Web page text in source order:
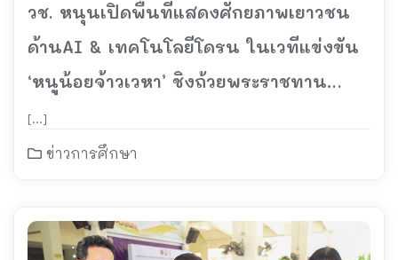
วช. หนุนเปิดพื้นที่แสดงศักยภาพเยาวชน
ด้านAI & เทคโนโลยีโดรน ในเวทีแข่งขัน
‘หนูน้อยจ้าวเวหา’ ชิงถ้วยพระราชทาน
พระบาทสมเด็จพระเจ้าอยู่หัว รอบคัดเลือก
ณ รร.พิบูลมังสาหาร จ.อุบลราชธานี
[…]
ข่าวการศึกษา